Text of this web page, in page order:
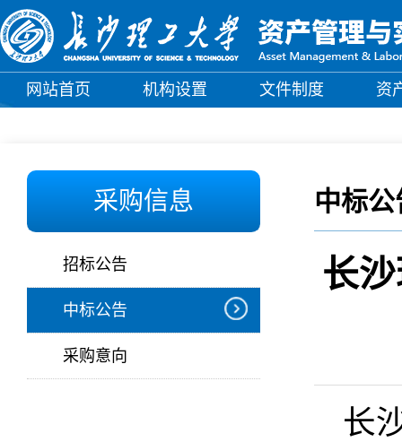
网站首页 机构设置 文件制度 资
采购信息
招标公告
中标公告
采购意向
中标公
长
长